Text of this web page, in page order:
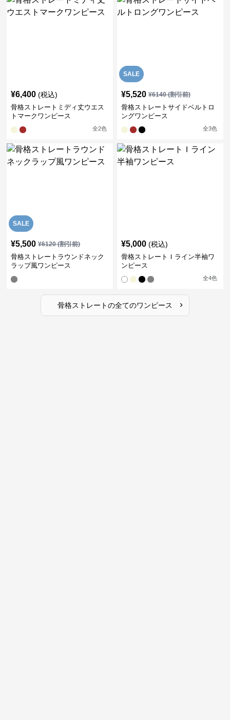
¥6,400 (税込)
骨格ストレートミディ丈ウエス
トマークワンピース
全2色
SALE
¥5,520 ¥6140(割引前)
骨格ストレートサイドベルトロ
ングワンピース
全3色
SALE
¥5,500 ¥6120(割引前)
骨格ストレートラウンドネック
ラップ風ワンピース
¥5,000 (税込)
骨格ストレートＩライン半袖ワ
ンピース
全4色
骨格ストレートの全てのワンピース ›